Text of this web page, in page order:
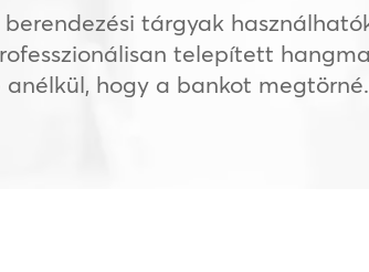
tárgyak
telepített
hogy a bankot megtörné.